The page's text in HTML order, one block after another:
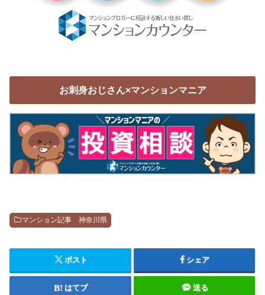
お刺身おじさん×マンションマニア
マンション記事 神奈川県
ポスト シェア
はてブ 送る